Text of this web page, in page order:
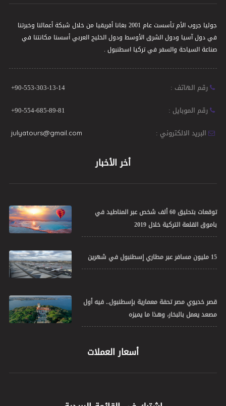
جوليا جروب الأم تأسست عام 2001 بغانا أفريقيا من خلال شبكة أعمالنا وخبرتنا
في دول آسيا ودول الشرق الأوسط ودول الخليج العربي أسسنا مكانتنا في
صناعة السياحة والسفر في تركيا اسطنبول .
رقم الهاتف :
+90-553-303-13-14
رقم الموبايل :
+90-554-685-89-81
البريد الالكتروني :
julyatours@gmail.com
أخر الأخبار
توقعات بتحليق 60 ألف شخص عبر المناطيد في
باموق القلعة التركية خلال 2019
15 مليون مسافر عبر مطاري إسطنبول في شهرين
قصر خديوي مصر تحفة معمارية بإسطنبول.. فيه أول
مصعد يعمل بالبخار، وهذا ما يميزه
أسعار العملات